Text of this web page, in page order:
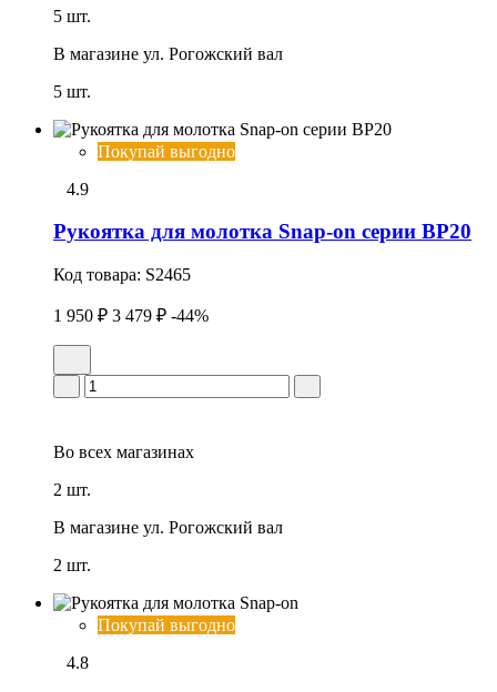
5 шт.
В магазине ул. Рогожский вал
5 шт.
Покупай выгодно
4.9
Рукоятка для молотка Snap-on серии BP20
Код товара: S2465
1 950 ₽ 3 479 ₽ -44%
Во всех магазинах
2 шт.
В магазине ул. Рогожский вал
2 шт.
Покупай выгодно
4.8